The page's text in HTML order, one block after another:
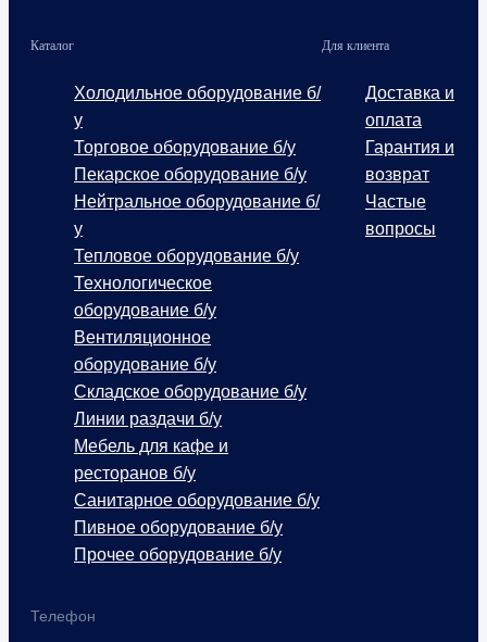
Телефон
Каталог
Холодильное оборудование б/
у
Торговое оборудование б/у
Пекарское оборудование б/у
Нейтральное оборудование б/
у
Тепловое оборудование б/у
Технологическое
оборудование б/у
Вентиляционное
оборудование б/у
Складское оборудование б/у
Линии раздачи б/у
Мебель для кафе и
ресторанов б/у
Санитарное оборудование б/у
Пивное оборудование б/у
Прочее оборудование б/у
Для клиента
Доставка и
оплата
Гарантия и
возврат
Частые
вопросы